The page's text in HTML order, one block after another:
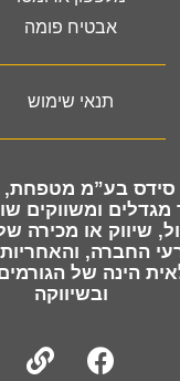
אבטיח פומה
תנאי שימוש
סידס בע”מ מטפחת,
מגדלים ומשווקים
שיווק או מכירה
החברה, והאחריות
הינה של
ובשיווקה